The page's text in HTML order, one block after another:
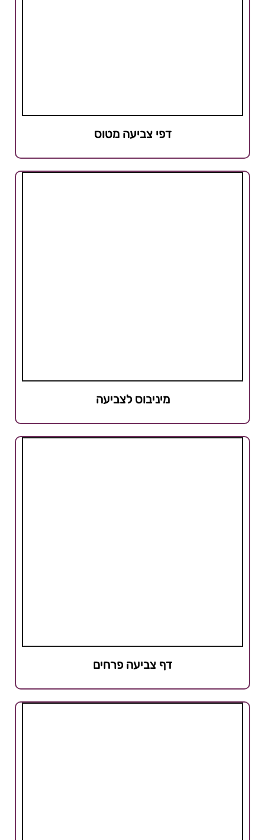
דפי צביעה מטוס
מיניבוס לצביעה
דף צביעה פרחים